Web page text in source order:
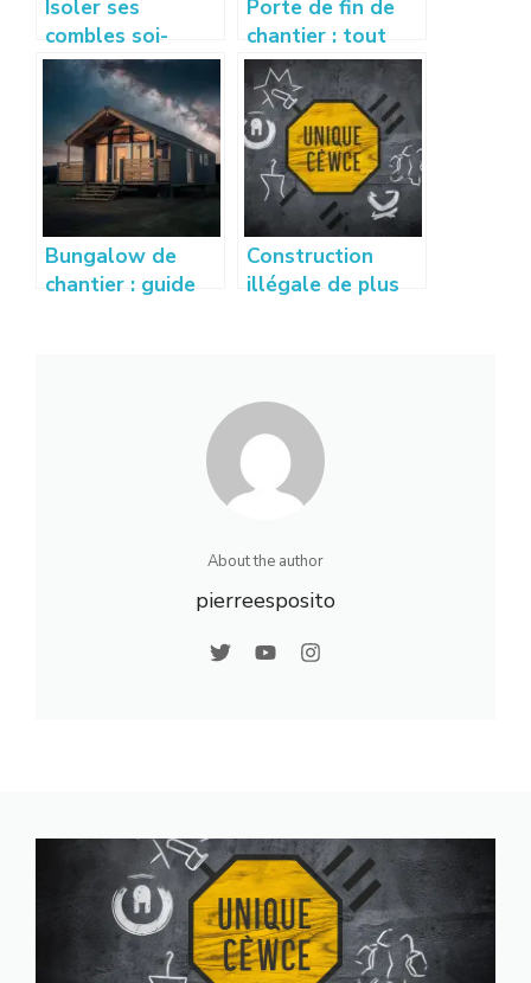
Isoler ses
combles soi-
même : laine de
verre ou laine de
roche ?
Porte de fin de
chantier : tout
savoir sur son
utilité, normes et
installation
Bungalow de
chantier : guide
Construction
illégale de plus
About the author
pierreesposito